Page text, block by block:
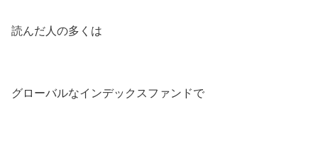
読んだ人の多くは
グローバルなインデックスファンドで